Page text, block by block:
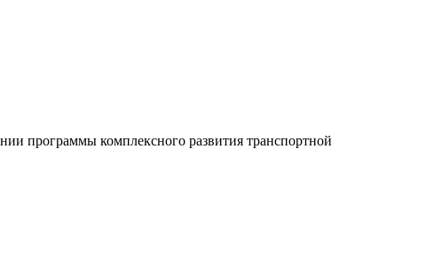
программы комплексного развития транспортной